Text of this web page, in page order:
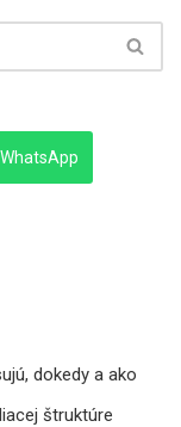
WhatsApp
dokedy a ako
štruktúre